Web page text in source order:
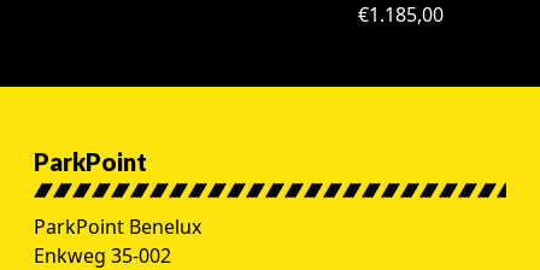
€1.185,00
ParkPoint
ParkPoint Benelux
Enkweg 35-002